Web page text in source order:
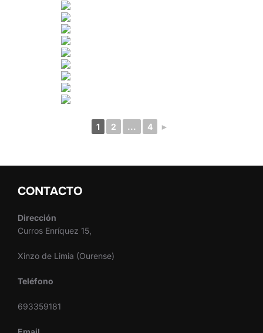
1 2 ... 4 ►
CONTACTO
Dirección
Curros Enríquez 15,
Xinzo de Limia (Ourense)
Teléfono
693359181